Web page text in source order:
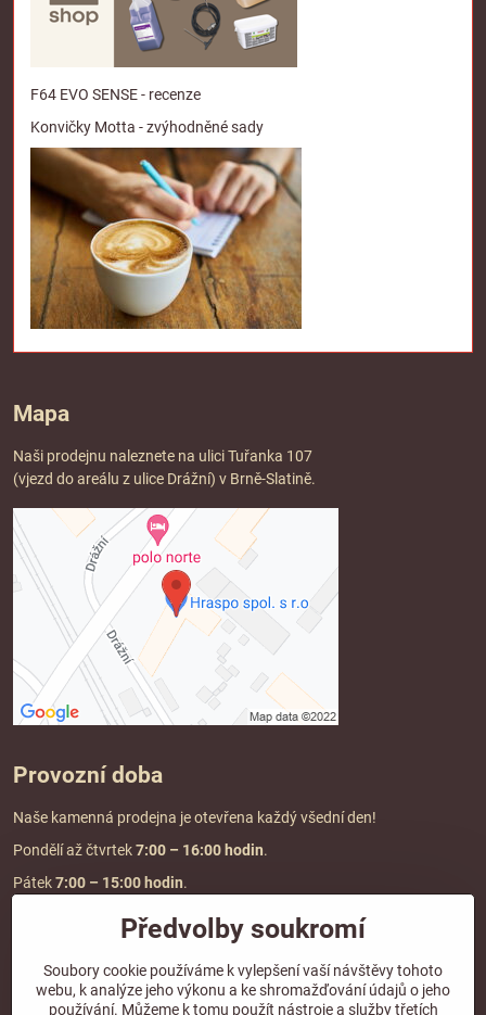
F64 EVO SENSE - recenze
Konvičky Motta - zvýhodněné sady
Mapa
Naši prodejnu naleznete na ulici Tuřanka 107
(vjezd do areálu z ulice Drážní) v Brně-Slatině.
Provozní doba
Naše kamenná prodejna je otevřena každý všední den!
Pondělí až čtvrtek7:00 – 16:00 hodin.
Pátek7:00 – 15:00 hodin.
Doprava a platba
DOPRAVA ZDARMA
Předvolby soukromí
Soubory cookie používáme k vylepšení vaší návštěvy tohoto
webu, k analýze jeho výkonu a ke shromažďování údajů o jeho
používání. Můžeme k tomu použít nástroje a služby třetích